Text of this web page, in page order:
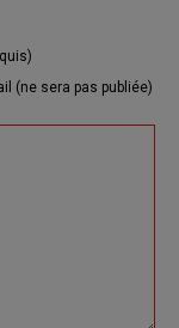
(ne sera pas publiée)